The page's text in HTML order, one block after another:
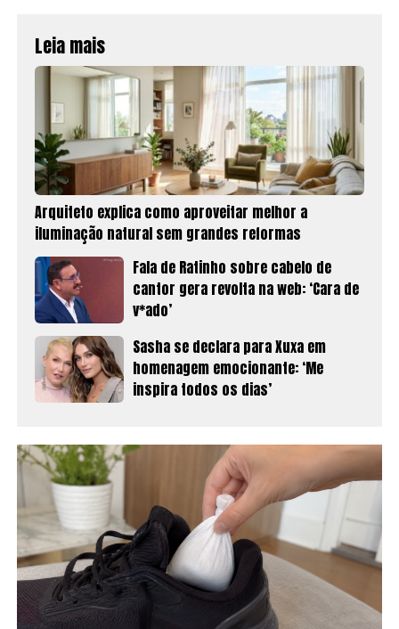
Leia mais
Arquiteto explica como aproveitar melhor a
iluminação natural sem grandes reformas
Fala de Ratinho sobre cabelo de
cantor gera revolta na web: ‘Cara de
v*ado’
Sasha se declara para Xuxa em
homenagem emocionante: ‘Me
inspira todos os dias’